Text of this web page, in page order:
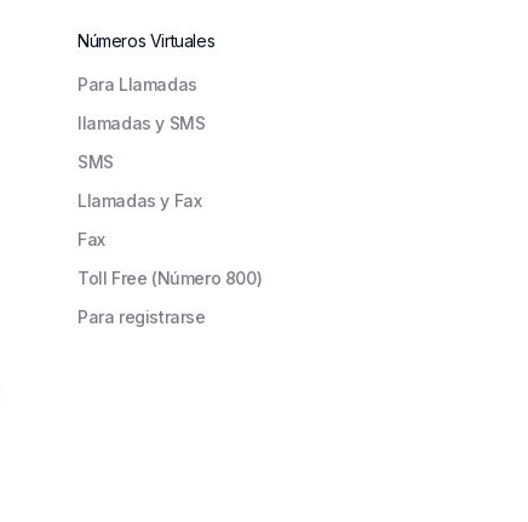
Números Virtuales
Para Llamadas
llamadas y SMS
SMS
Llamadas y Fax
Fax
Toll Free (Número 800)
Para registrarse